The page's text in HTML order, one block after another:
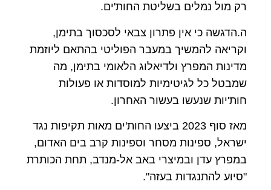
רק מול נמלים בשליטת החות'ים.
ה.הדגשה כי אין פתרון צבאי לסכסוך בתימן,
וקריאה להמשיך במעבר הפוליטי בהתאם ליוזמת
מדינות המפרץ ולדיאלוג הלאומי בתימן, מה
שמבטל כל לגיטימיות למוסדות או פעולות
חות'יות שנעשו בעשור האחרון.
מאז סוף 2023 ביצעו החות'ים מאות תקיפות נגד
ישראל, ספינות מסחר וספינות קרב בים האדום,
במפרץ עדן ובמיצרי באב אל-מנדב, תחת הכותרת
"סיוע להתנגדות בעזה".